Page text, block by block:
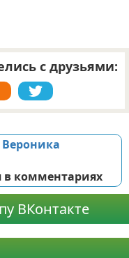
с друзьями:
Вероника
комментариях
ВКонтакте